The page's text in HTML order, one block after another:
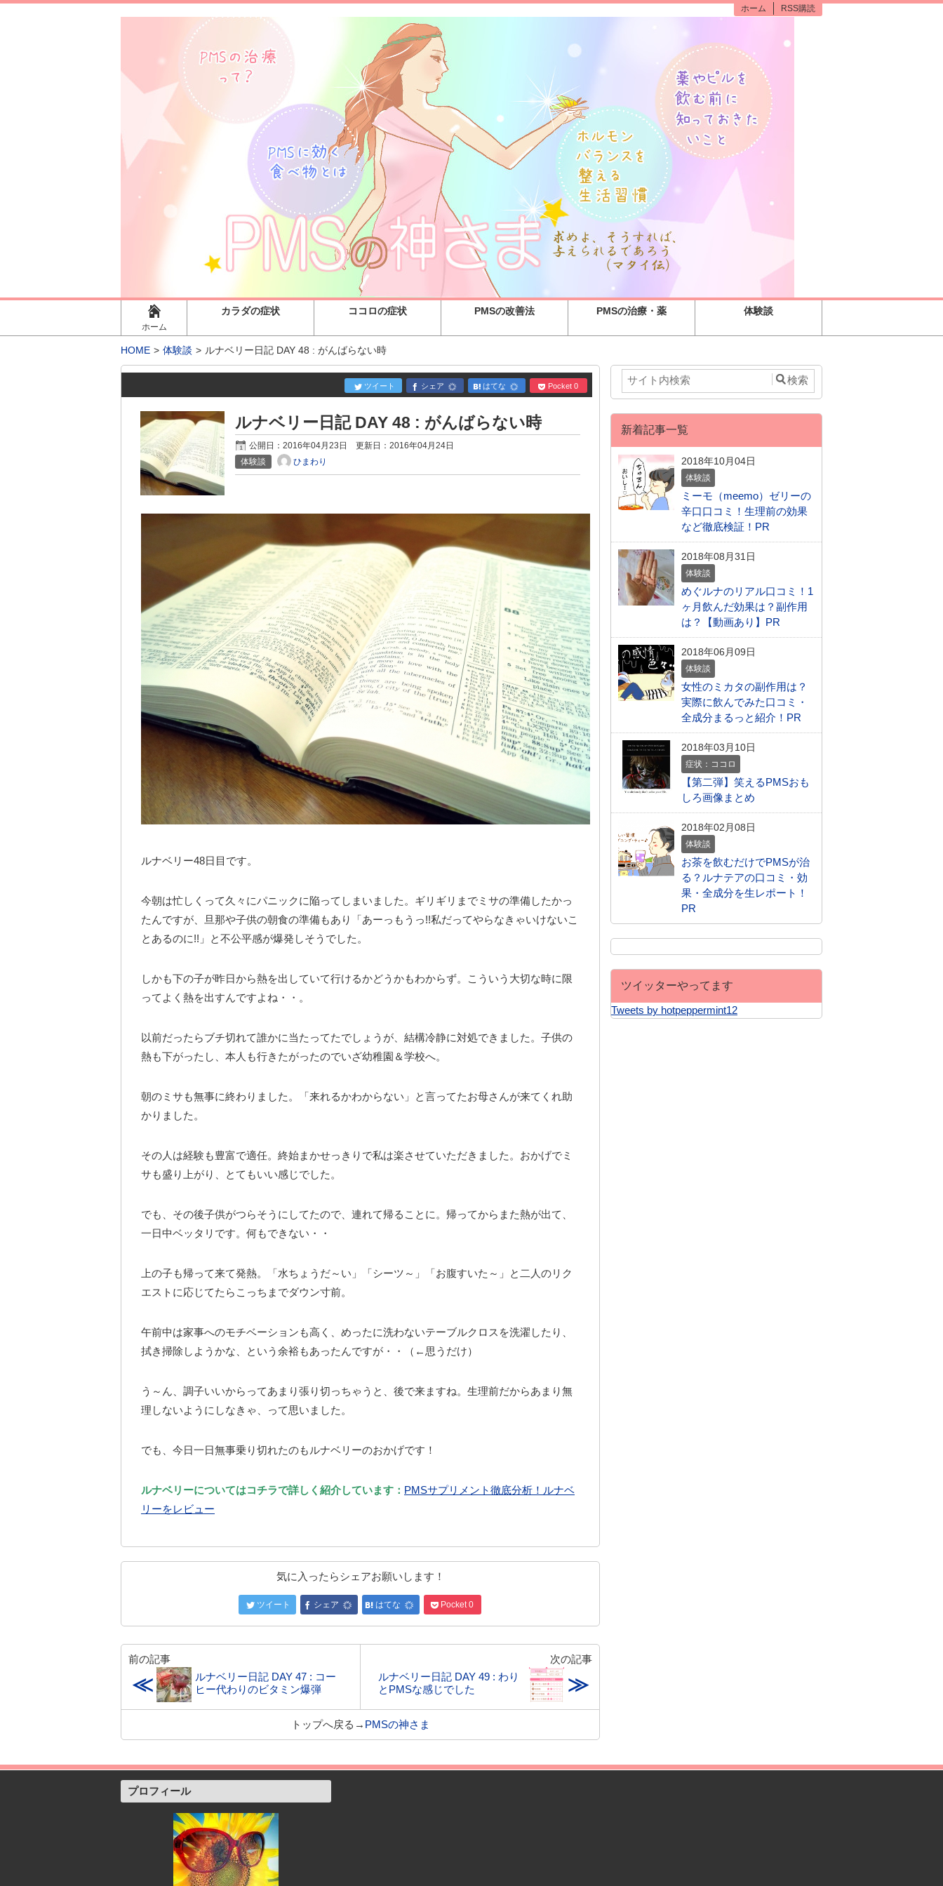
RSS購読
ホーム
ホーム
カラダの症状 ココロの症状 PMSの改善法 PMSの治療・薬 体験談
HOME 体験談 ルナベリー日記 DAY 48 : がんばらない時
ツイート シェア はてな Pocket 0
ルナベリー日記 DAY 48 : がんばらない時
公開日：2016年04月23日 更新日：2016年04月24日
体験談
ひまわり
ルナベリー48日目です。
今朝は忙しくって久々にパニックに陥ってしまいました。ギリギリまでミサの準備したかっ
たんですが、旦那や子供の朝食の準備もあり「あーっもうっ!!私だってやらなきゃいけないこ
とあるのに!!」と不公平感が爆発しそうでした。
しかも下の子が昨日から熱を出していて行けるかどうかもわからず。こういう大切な時に限
ってよく熱を出すんですよね・・。
以前だったらブチ切れて誰かに当たってたでしょうが、結構冷静に対処できました。子供の
熱も下がったし、本人も行きたがったのでいざ幼稚園＆学校へ。
朝のミサも無事に終わりました。「来れるかわからない」と言ってたお母さんが来てくれ助
かりました。
その人は経験も豊富で適任。終始まかせっきりで私は楽させていただきました。おかげでミ
サも盛り上がり、とてもいい感じでした。
でも、その後子供がつらそうにしてたので、連れて帰ることに。帰ってからまた熱が出て、
一日中ベッタリです。何もできない・・
上の子も帰って来て発熱。「水ちょうだ～い」「シーツ～」「お腹すいた～」と二人のリク
エストに応じてたらこっちまでダウン寸前。
午前中は家事へのモチベーションも高く、めったに洗わないテーブルクロスを洗濯したり、
拭き掃除しようかな、という余裕もあったんですが・・（←思うだけ）
う～ん、調子いいからってあまり張り切っちゃうと、後で来ますね。生理前だからあまり無
理しないようにしなきゃ、って思いました。
でも、今日一日無事乗り切れたのもルナベリーのおかげです！
ルナベリーについてはコチラで詳しく紹介しています： PMSサプリメント徹底分析！ルナベ
リーをレビュー
気に入ったらシェアお願いします！
ツイート シェア はてな Pocket 0
前の記事
≪
ルナベリー日記 DAY 47 : コー
ヒー代わりのビタミン爆弾
次の記事
ルナベリー日記 DAY 49 : わり
とPMSな感じでした
≫
トップへ戻る→ PMSの神さま
新着記事一覧
2018年10月04日
体験談
ミーモ（meemo）ゼリーの
辛口口コミ！生理前の効果
など徹底検証！PR
2018年08月31日
体験談
めぐルナのリアル口コミ！1
ヶ月飲んだ効果は？副作用
は？【動画あり】PR
2018年06月09日
体験談
女性のミカタの副作用は？
実際に飲んでみた口コミ・
全成分まるっと紹介！PR
2018年03月10日
症状：ココロ
【第二弾】笑えるPMSおも
しろ画像まとめ
2018年02月08日
体験談
お茶を飲むだけでPMSが治
る？ルナテアの口コミ・効
果・全成分を生レポート！
PR
ツイッターやってます
Tweets by hotpeppermint12
プロフィール